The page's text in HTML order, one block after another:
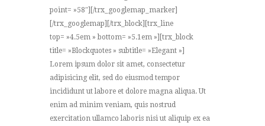
point= »58″][/trx_googlemap_marker]
[/trx_googlemap][/trx_block][trx_line
top= »4.5em » bottom= »5.1em »][trx_block
title= »Blockquotes » subtitle= »Elegant »]
Lorem ipsum dolor sit amet, consectetur
adipisicing elit, sed do eiusmod tempor
incididunt ut labore et dolore magna aliqua. Ut
enim ad minim veniam, quis nostrud
exercitation ullamco laboris nisi ut aliquip ex ea